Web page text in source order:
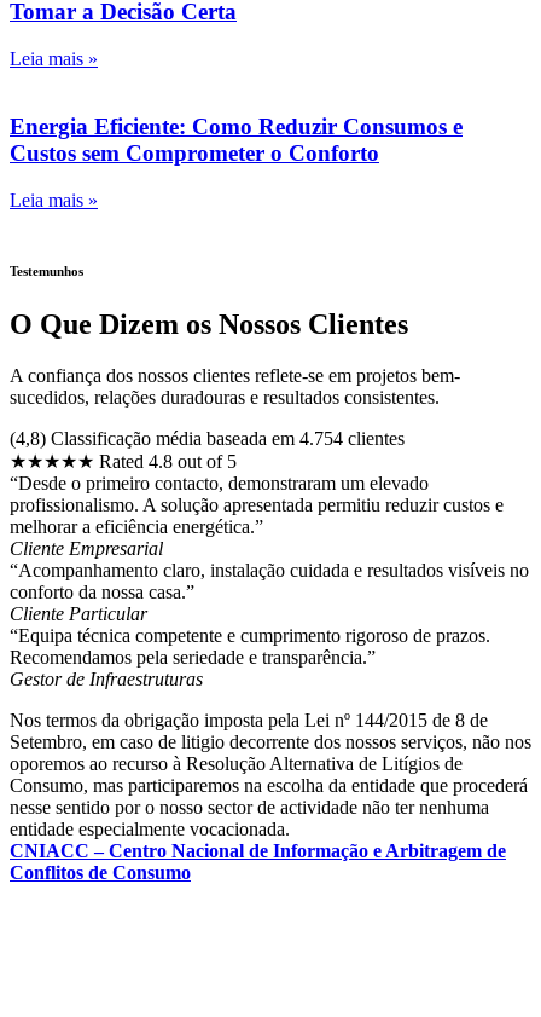
Tomar a Decisão Certa
Leia mais »
Energia Eficiente: Como Reduzir Consumos e
Custos sem Comprometer o Conforto
Leia mais »
Testemunhos
O Que Dizem os Nossos Clientes
A confiança dos nossos clientes reflete-se em projetos bem-
sucedidos, relações duradouras e resultados consistentes.
(4,8) Classificação média baseada em 4.754 clientes
★★★★★ Rated 4.8 out of 5
“Desde o primeiro contacto, demonstraram um elevado
profissionalismo. A solução apresentada permitiu reduzir custos e
melhorar a eficiência energética.”
Cliente Empresarial
“Acompanhamento claro, instalação cuidada e resultados visíveis no
conforto da nossa casa.”
Cliente Particular
“Equipa técnica competente e cumprimento rigoroso de prazos.
Recomendamos pela seriedade e transparência.”
Gestor de Infraestruturas
Nos termos da obrigação imposta pela Lei nº 144/2015 de 8 de
Setembro, em caso de litigio decorrente dos nossos serviços, não nos
oporemos ao recurso à Resolução Alternativa de Litígios de
Consumo, mas participaremos na escolha da entidade que procederá
nesse sentido por o nosso sector de actividade não ter nenhuma
entidade especialmente vocacionada.
CNIACC – Centro Nacional de Informação e Arbitragem de
Conflitos de Consumo